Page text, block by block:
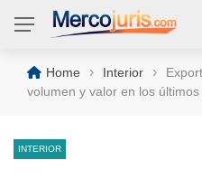
Home › Interior ›
volumen y valor en los
INTERIOR